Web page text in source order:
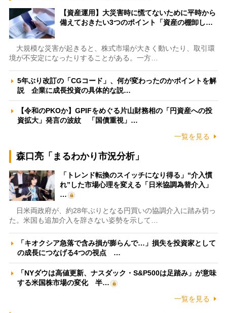
【資産運用】大災害時に慌てないために平時から
備えておきたい3つのポイント「資産の棚卸し…
大規模な災害が起きると、株式市場が大きく動いたり、取引環
境が不安定になったりすることがある。一方…
5年ぶり改訂の「CGコード」、何が変わったのかポイントを解
説 企業に成長投資の具体的な説…
【令和のPKOか】GPIFをめぐる片山財務相の「円資産への投
資拡大」発言の波紋 「国債重視」…
一覧を見る
森口亮「まるわかり市況分析」
「トレンド転換のスイッチになり得る」“介入慣
れ”した市場心理を変える「日米協調為替介入」
…
日米両政府が、約28年ぶりとなる円買いの協調介入に踏み切っ
た。米国も追加介入を辞さない姿勢を示して…
「キオクシア急落で含み損が膨らんで…」損失を投資家として
の成長につなげる4つの視点 …
「NYダウは高値更新、ナスダック・S&P500は足踏み」が意味
する米国株市場の変化 半…
一覧を見る